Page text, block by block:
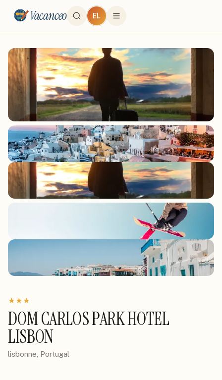
Vacanceo EL
★★★
DOM CARLOS PARK HOTEL
LISBON
lisbonne, Portugal